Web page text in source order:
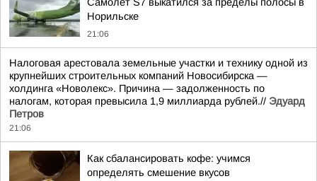
Норильске
21:06
Налоговая арестовала земельные участки и технику одной из
крупнейших строительных компаний Новосибирска —
холдинга «Новолекс». Причина — задолженность по
налогам, которая превысила 1,9 миллиарда рублей.// Эдуард
Петров
21:06
Как сбалансировать кофе: учимся
определять смешение вкусов